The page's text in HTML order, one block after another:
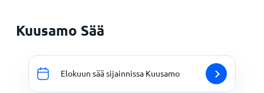
Kuusamo Sää
Elokuun sää sijainnissa Kuusamo